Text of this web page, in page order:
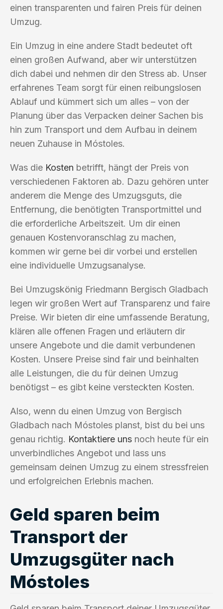
einen transparenten und fairen Preis für deinen
Umzug.
Ein Umzug in eine andere Stadt bedeutet oft
einen großen Aufwand, aber wir unterstützen
dich dabei und nehmen dir den Stress ab. Unser
erfahrenes Team sorgt für einen reibungslosen
Ablauf und kümmert sich um alles – von der
Planung über das Verpacken deiner Sachen bis
hin zum Transport und dem Aufbau in deinem
neuen Zuhause in Móstoles.
Was die Kosten betrifft, hängt der Preis von
verschiedenen Faktoren ab. Dazu gehören unter
anderem die Menge des Umzugsguts, die
Entfernung, die benötigten Transportmittel und
die erforderliche Arbeitszeit. Um dir einen
genauen Kostenvoranschlag zu machen,
kommen wir gerne bei dir vorbei und erstellen
eine individuelle Umzugsanalyse.
Bei Umzugskönig Friedmann Bergisch Gladbach
legen wir großen Wert auf Transparenz und faire
Preise. Wir bieten dir eine umfassende Beratung,
klären alle offenen Fragen und erläutern dir
unsere Angebote und die damit verbundenen
Kosten. Unsere Preise sind fair und beinhalten
alle Leistungen, die du für deinen Umzug
benötigst – es gibt keine versteckten Kosten.
Also, wenn du einen Umzug von Bergisch
Gladbach nach Móstoles planst, bist du bei uns
genau richtig. Kontaktiere uns noch heute für ein
unverbindliches Angebot und lass uns
gemeinsam deinen Umzug zu einem stressfreien
und erfolgreichen Erlebnis machen.
Geld sparen beim
Transport der
Umzugsgüter nach
Móstoles